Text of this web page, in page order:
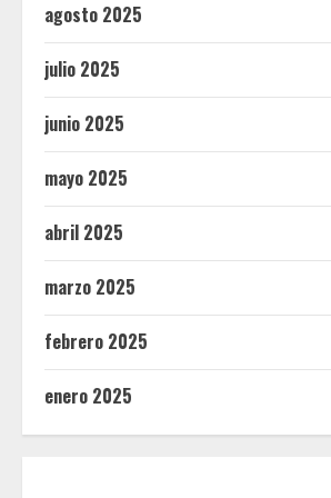
agosto 2025
julio 2025
junio 2025
mayo 2025
abril 2025
marzo 2025
febrero 2025
enero 2025